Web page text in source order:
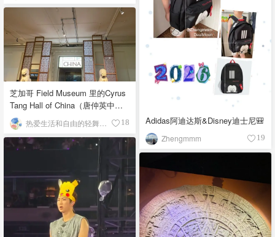
Adidas阿迪达斯&Disney迪士尼🎒
Zhengmmm 19
芝加哥 Field Museum 里的Cyrus
Tang Hall of China（唐仲英中国
馆）
18